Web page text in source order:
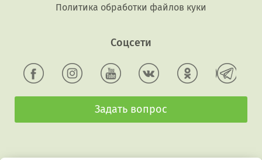
Политика обработки файлов куки
Соцсети
Задать вопрос